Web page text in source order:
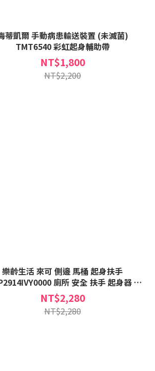
蒂凱爾 手動病患輸送裝置 (未滅菌)
TMT6540 彩虹起身輔助帶
NT$1,800
NT$2,200
樂齡生活 來可 側邊 馬桶 起身扶手
廁所 安全 扶手 起身器 扶
手架 不須安裝
NT$2,280
NT$2,280